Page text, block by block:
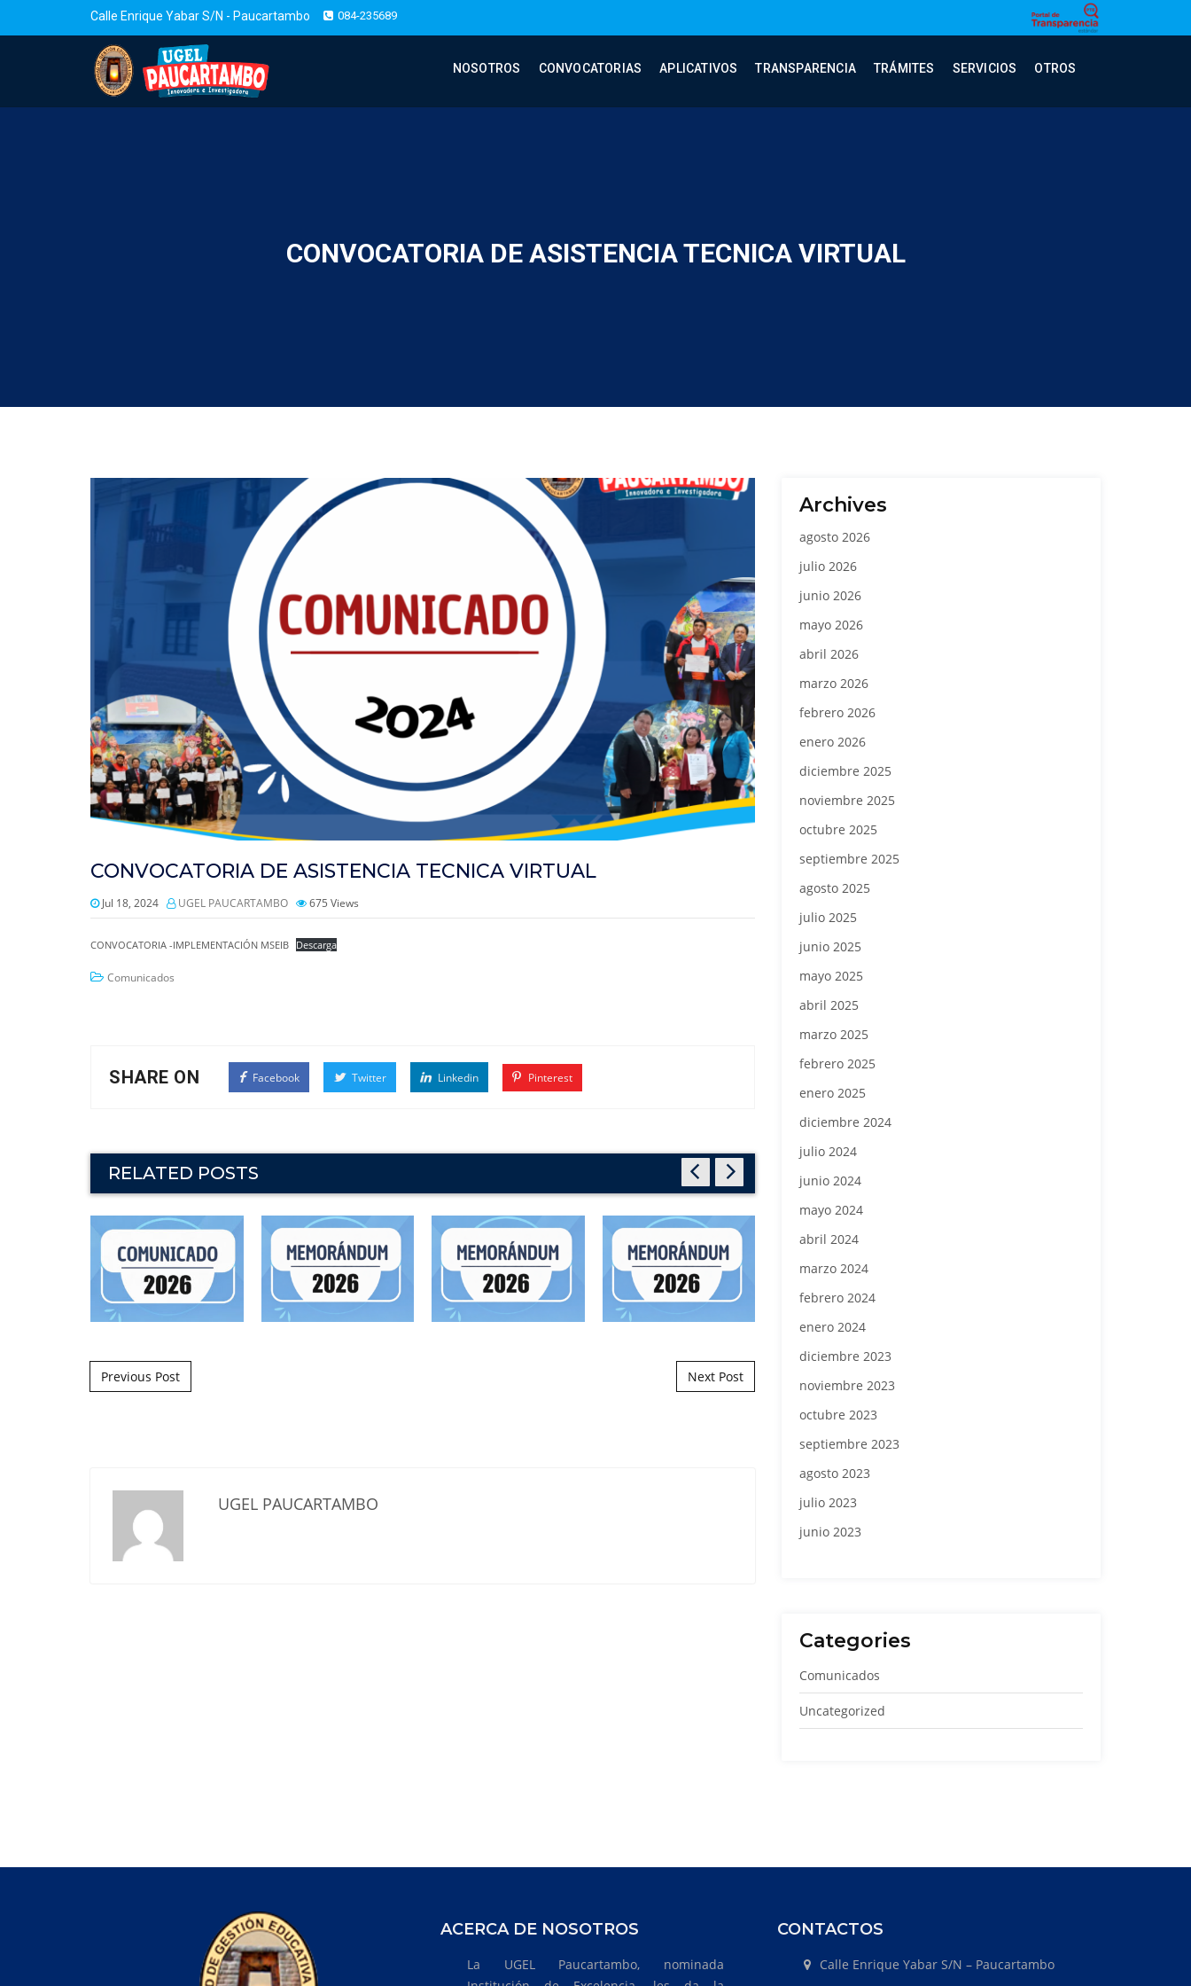
Calle Enrique Yabar S/N - Paucartambo 084-235689
NOSOTROS CONVOCATORIAS APLICATIVOS TRANSPARENCIA TRÁMITES SERVICIOS OTROS
CONVOCATORIA DE ASISTENCIA TECNICA VIRTUAL
CONVOCATORIA DE ASISTENCIA TECNICA VIRTUAL
Jul 18, 2024 UGEL PAUCARTAMBO 675 Views
CONVOCATORIA -IMPLEMENTACIÓN MSEIB Descarga
Comunicados
SHARE ON Facebook Twitter Linkedin Pinterest
RELATED POSTS
Post navigation
Previous Post Next Post
UGEL PAUCARTAMBO
Archives
agosto 2026
julio 2026
junio 2026
mayo 2026
abril 2026
marzo 2026
febrero 2026
enero 2026
diciembre 2025
noviembre 2025
octubre 2025
septiembre 2025
agosto 2025
julio 2025
junio 2025
mayo 2025
abril 2025
marzo 2025
febrero 2025
enero 2025
diciembre 2024
julio 2024
junio 2024
mayo 2024
abril 2024
marzo 2024
febrero 2024
enero 2024
diciembre 2023
noviembre 2023
octubre 2023
septiembre 2023
agosto 2023
julio 2023
junio 2023
Categories
Comunicados
Uncategorized
ACERCA DE NOSOTROS
La UGEL Paucartambo, nominada
CONTACTOS
Calle Enrique Yabar S/N – Paucartambo